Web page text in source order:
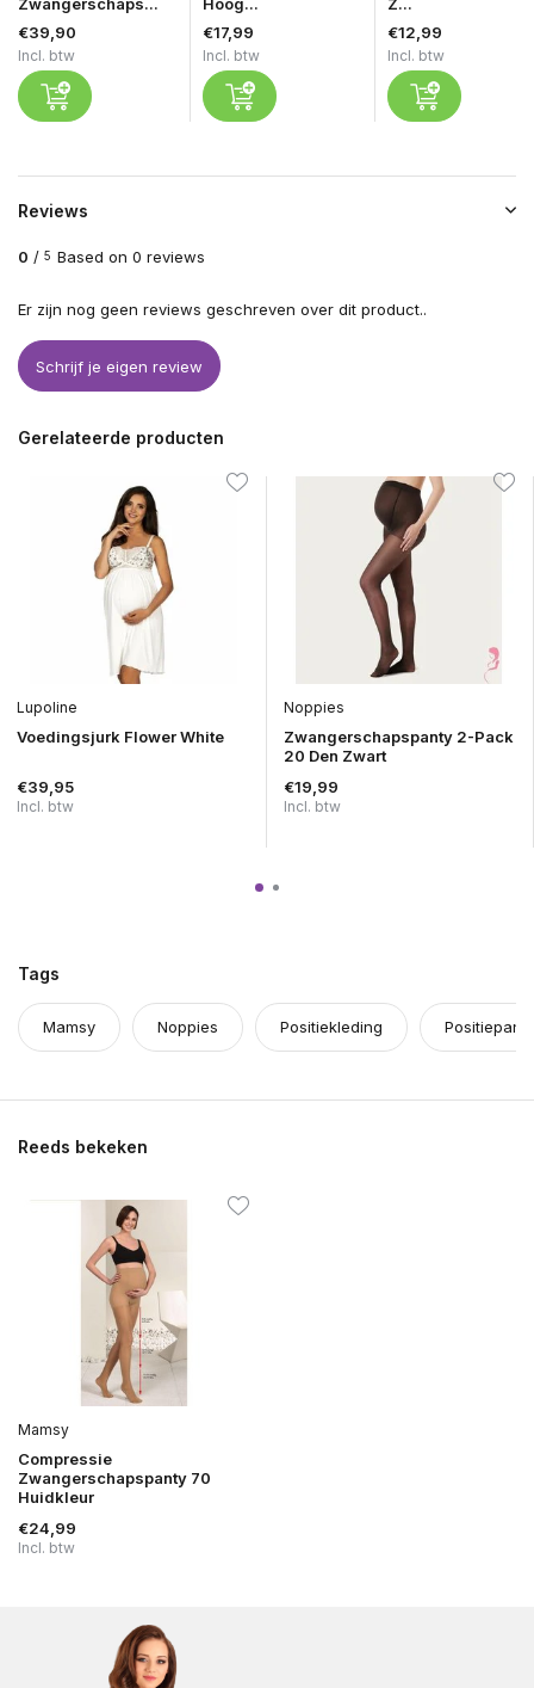
Zwangerschaps...
€39,90
Incl. btw
Hoog...
€17,99
Incl. btw
Z...
€12,99
Incl. btw
Reviews
0 / 5 Based on 0 reviews
Er zijn nog geen reviews geschreven over dit product..
Schrijf je eigen review
Gerelateerde producten
Lupoline
Voedingsjurk Flower White
€39,95
Incl. btw
Noppies
Zwangerschapspanty 2-Pack
20 Den Zwart
€19,99
Incl. btw
Tags
Mamsy Noppies Positiekleding Positiepanty
Reeds bekeken
Mamsy
Compressie
Zwangerschapspanty 70
Huidkleur
€24,99
Incl. btw